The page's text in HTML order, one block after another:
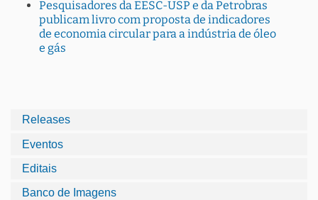
Pesquisadores da EESC-USP e da Petrobras
publicam livro com proposta de indicadores
de economia circular para a indústria de óleo
e gás
Releases
Eventos
Editais
Banco de Imagens